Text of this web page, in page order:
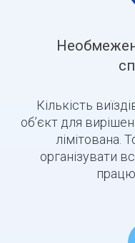
Кількість
об’єкт для
лімітована.
організувати